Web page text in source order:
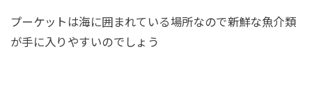
プーケットは海に囲まれている場所なので新鮮な魚介類
が手に入りやすいのでしょう